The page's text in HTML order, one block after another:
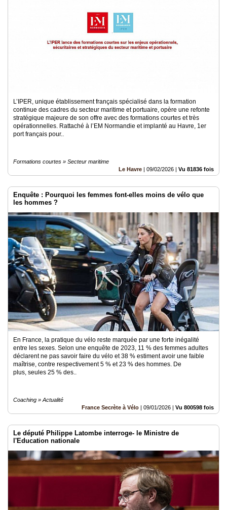
L’IPER, unique établissement français spécialisé dans la formation
continue des cadres du secteur maritime et portuaire, opère une refonte
stratégique majeure de son offre avec des formations courtes et très
opérationnelles. Rattaché à l’EM Normandie et implanté au Havre, 1er
port français pour..
Formations courtes » Secteur maritime
Le Havre | 09/02/2026 | Vu 81836 fois
Enquête : Pourquoi les femmes font-elles moins de vélo que
les hommes ?
En France, la pratique du vélo reste marquée par une forte inégalité
entre les sexes. Selon une enquête de 2023, 11 % des femmes adultes
déclarent ne pas savoir faire du vélo et 38 % estiment avoir une faible
maîtrise, contre respectivement 5 % et 23 % des hommes. De
plus, seules 25 % des..
Coaching » Actualité
France Secrète à Vélo | 09/01/2026 | Vu 800598 fois
Le député Philippe Latombe interroge- le Ministre de
l'Education nationale